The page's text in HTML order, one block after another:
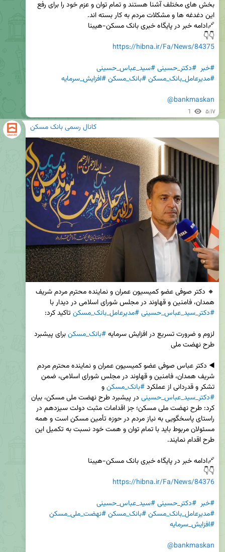
👇👇
https://hibna.ir/Fa/News/84375
#خبر #دکتر_حسینی#سید_عباس_حسینی
#مدیرعامل_بانک_مسکن#بانک_مسکن#افزایش_سرمایه
@bankmaskan
1 ۵:۱۷
کانال رسمی بانک مسکن
همدان، فامنین و قهاوند در مجلس شورای اسلامی در دیدار با
#دکتر_سید_عباس_حسینی#مدیرعامل_بانک_مسکن
لزوم و ضرورت تسریع در افزایش سرمایه #بانک_مسکن
تشکر و قدردانی از عملکرد #بانک_مسکن و
#دکتر_سید_عباس_حسینی
👇👇
https://hibna.ir/Fa/News/84376
#خبر #دکتر_حسینی#سید_عباس_حسینی
#مدیرعامل_بانک_مسکن#بانک_مسکن#نهضت_ملی_مسکن
#افزایش_سرمایه
@bankmaskan